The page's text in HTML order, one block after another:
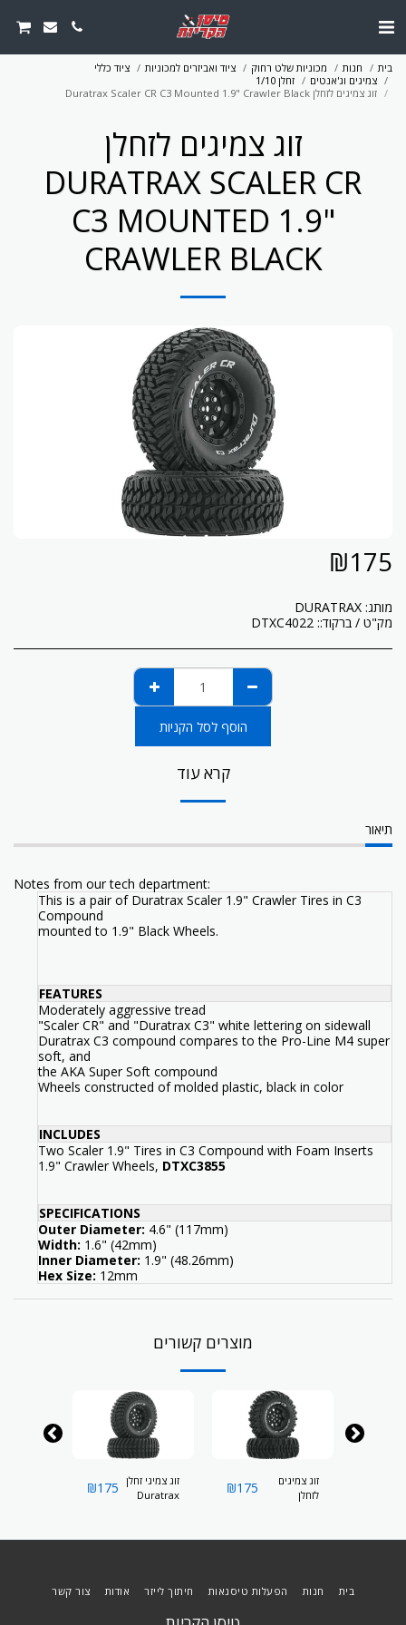
בית חנות מכוניות שלט רחוק ציוד ואביזרים למכוניות
ציוד כללי
צמיגים וג'אנטים
זחלן 1/10
זוג צמיגים לזחלן Duratrax Scaler CR C3 Mounted 1.9" Crawler Black
זוג צמיגים לזחלן
DURATRAX SCALER CR
C3 MOUNTED 1.9"
CRAWLER BLACK
₪175
מותג: DURATRAX
מק"ט / ברקוד:: DTXC4022
הוסף לסל הקניות
קרא עוד
תיאור
Notes from our tech department:
This is a pair of Duratrax Scaler 1.9" Crawler Tires in C3
Compound
mounted to 1.9" Black Wheels.
FEATURES
Moderately aggressive tread
"Scaler CR" and "Duratrax C3" white lettering on sidewall
Duratrax C3 compound compares to the Pro-Line M4 super
soft, and
the AKA Super Soft compound
Wheels constructed of molded plastic, black in color
INCLUDES
Two Scaler 1.9" Tires in C3 Compound with Foam Inserts
1.9" Crawler Wheels, DTXC3855
SPECIFICATIONS
Outer Diameter: 4.6" (117mm)
Width: 1.6" (42mm)
Inner Diameter: 1.9" (48.26mm)
Hex Size: 12mm
מוצרים קשורים
זוג צמיגים
לזחלן
Woods CR
₪175
זוג צמיגי זחלן
Duratrax
Mounted
₪175
Crawler
בית חנות הפעלות טיסנאות חיתוך לייזר אודות צור קשר